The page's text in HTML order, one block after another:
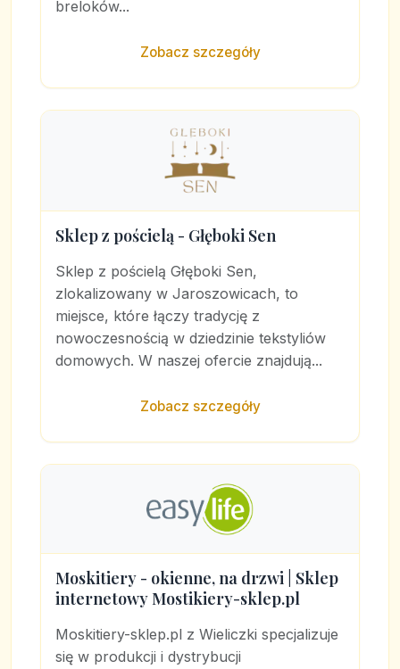
breloków...
Zobacz szczegóły
Sklep z pościelą - Głęboki Sen
Sklep z pościelą Głęboki Sen,
zlokalizowany w Jaroszowicach, to
miejsce, które łączy tradycję z
nowoczesnością w dziedzinie tekstyliów
domowych. W naszej ofercie znajdują...
Zobacz szczegóły
Moskitiery - okienne, na drzwi | Sklep
internetowy Mostikiery-sklep.pl
Moskitiery-sklep.pl z Wieliczki specjalizuje
się w produkcji i dystrybucji